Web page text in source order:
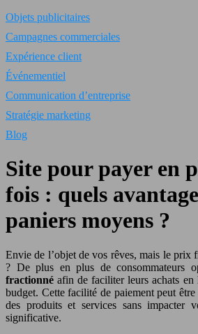
Objets publicitaires
Campagnes commerciales
Expérience client
Événementiel
Communication d’entreprise
Stratégie marketing
Blog
Site pour payer en
fois : quels
paniers moyens ?
Envie de l’objet de vos rêves, mais le prix
? De plus en plus de consommateurs
fractionnéafin de faciliter leurs achats
budget. Cette facilité de paiement peut
des produits et services sans impacter
significative.